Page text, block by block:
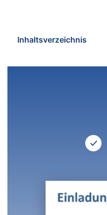
Inhaltsverzeichnis